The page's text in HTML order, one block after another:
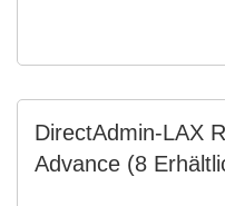
DirectAdmin-LAX
Advance (8